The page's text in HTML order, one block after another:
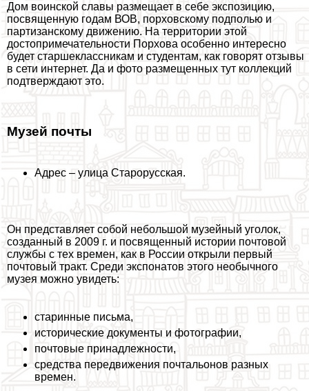
Дом воинской славы размещает в себе экспозицию,
посвященную годам ВОВ, порховскому подполью и
партизанскому движению. На территории этой
достопримечательности Порхова особенно интересно
будет старшеклассникам и студентам, как говорят отзывы
в сети интернет. Да и фото размещенных тут коллекций
подтверждают это.
Музей почты
Адрес – улица Старорусская.
Он представляет собой небольшой музейный уголок,
созданный в 2009 г. и посвященный истории почтовой
службы с тех времен, как в России открыли первый
почтовый тpaкт. Среди экспонатов этого необычного
музея можно увидеть:
старинные письма,
исторические документы и фотографии,
почтовые принадлежности,
средства передвижения почтальонов разных
времен.